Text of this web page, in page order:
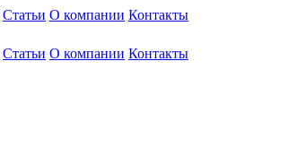
Статьи О компании Контакты
Статьи О компании Контакты